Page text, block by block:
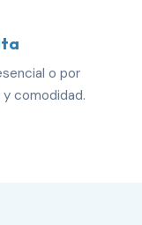
o por
comodidad.